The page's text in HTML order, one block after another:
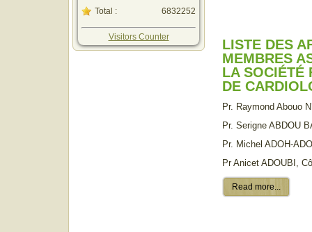
Total :
6832252
Visitors Counter
LISTE DES
MEMBRES
LA SOCIÉTÉ
DE
Pr. Raymond Abouo
Pr. Serigne ABDOU
Pr. Michel ADOH-
Pr Anicet ADOUBI,
Read more...